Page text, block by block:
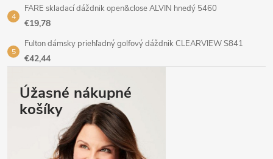
FARE skladací dáždnik open&close ALVIN hnedý 5460
€19,78
Fulton dámsky priehľadný golfový dáždnik CLEARVIEW S841
€42,44
Úžasné nákupné
košíky